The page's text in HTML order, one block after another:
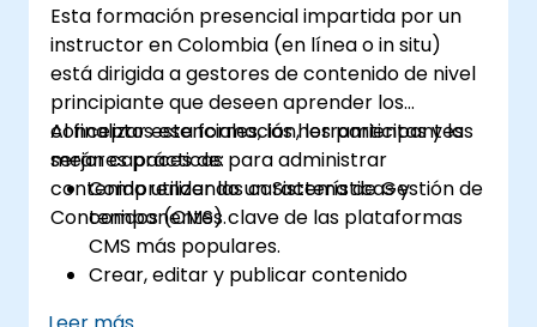
Drupal 11 de manera efectiva.
Esta formación presencial impartida por un
instructor en Colombia (en línea o in situ)
está dirigida a gestores de contenido de nivel
principiante que deseen aprender los
conceptos esenciales, las herramientas y las
mejores prácticas para administrar
contenido utilizando un Sistema de Gestión de
Contenidos (CMS).
Al finalizar esta formación, los participantes
serán capaces de:
Comprender las características y
componentes clave de las plataformas
CMS más populares.
Crear, editar y publicar contenido